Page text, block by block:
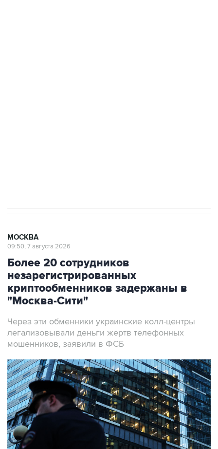
МОСКВА
09:50, 7 августа 2026
Более 20 сотрудников
незарегистрированных
криптообменников задержаны в
"Москва-Сити"
Через эти обменники украинские колл-центры
легализовывали деньги жертв телефонных
мошенников, заявили в ФСБ